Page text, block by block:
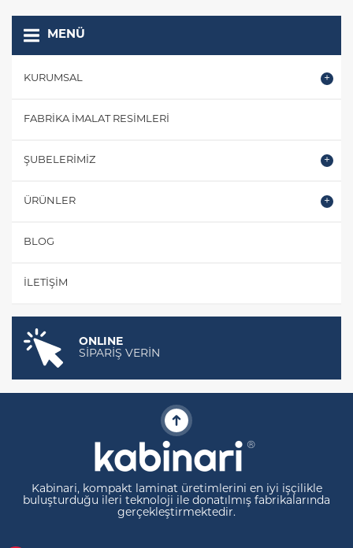
MENÜ
KURUMSAL
FABRIKA İMALAT RESIMLERI
ŞUBELERIMIZ
ÜRÜNLER
BLOG
İLETIŞIM
ONLINE
SİPARİŞ VERİN
Kabinari, kompakt laminat üretimlerini en iyi işçilikle
buluşturduğu ileri teknoloji ile donatılmış fabrikalarında
gerçekleştirmektedir.